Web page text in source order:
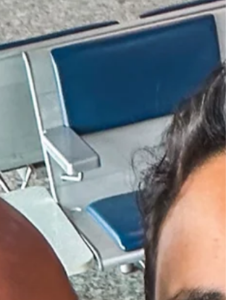
longos e imprevistos reais — e, muitas
vezes, a gente ignora isso por achar que
“está em casa”. Só que o Brasil é grande.
Muito grande. E viajar por ele nem
significa estar perto de hospitais bem
equipados, ter acesso rápido ao plano de
saúde ou conseguir resolver tudo com
facilidade quand